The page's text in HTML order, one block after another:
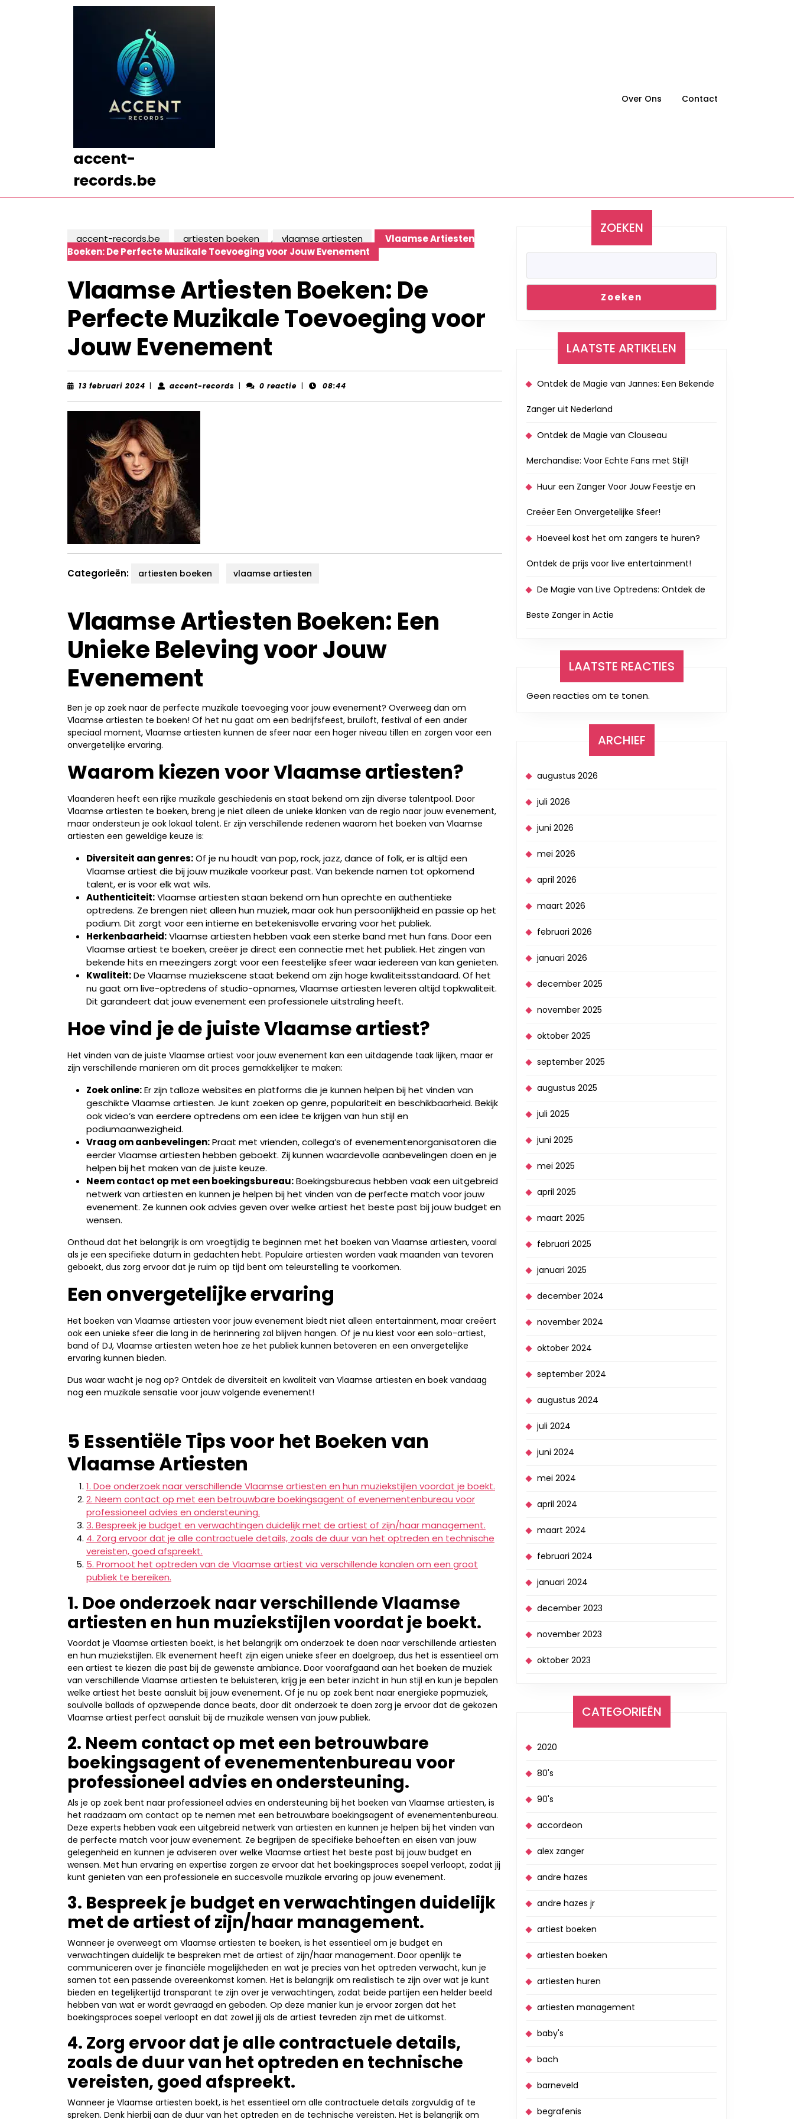
accent-
records.be
Over Ons Contact
accent-records.be artiesten boeken , vlaamse artiesten
Vlaamse Artiesten
Boeken: De Perfecte Muzikale Toevoeging voor Jouw Evenement
Vlaamse Artiesten Boeken: De
Perfecte Muzikale Toevoeging voor
Jouw Evenement
13 februari 2024 13| accent-records accent-
| 0 reactie | 08:44
Categorieën: artiesten boeken vlaamse artiesten
Vlaamse Artiesten Boeken: Een
Unieke Beleving voor Jouw
Evenement
Ben je op zoek naar de perfecte muzikale toevoeging voor jouw evenement? Overweeg dan om
Vlaamse artiesten te boeken! Of het nu gaat om een bedrijfsfeest, bruiloft, festival of een ander
speciaal moment, Vlaamse artiesten kunnen de sfeer naar een hoger niveau tillen en zorgen voor een
onvergetelijke ervaring.
Waarom kiezen voor Vlaamse artiesten?
Vlaanderen heeft een rijke muzikale geschiedenis en staat bekend om zijn diverse talentpool. Door
Vlaamse artiesten te boeken, breng je niet alleen de unieke klanken van de regio naar jouw evenement,
maar ondersteun je ook lokaal talent. Er zijn verschillende redenen waarom het boeken van Vlaamse
artiesten een geweldige keuze is:
Diversiteit aan genres:Of je nu houdt van pop, rock, jazz, dance of folk, er is altijd een
Vlaamse artiest die bij jouw muzikale voorkeur past. Van bekende namen tot opkomend
talent, er is voor elk wat wils.
Authenticiteit:Vlaamse artiesten staan bekend om hun oprechte en authentieke
optredens. Ze brengen niet alleen hun muziek, maar ook hun persoonlijkheid en passie op het
podium. Dit zorgt voor een intieme en betekenisvolle ervaring voor het publiek.
Herkenbaarheid:Vlaamse artiesten hebben vaak een sterke band met hun fans. Door een
Vlaamse artiest te boeken, creëer je direct een connectie met het publiek. Het zingen van
bekende hits en meezingers zorgt voor een feestelijke sfeer waar iedereen van kan genieten.
Kwaliteit:De Vlaamse muziekscene staat bekend om zijn hoge kwaliteitsstandaard. Of het
nu gaat om live-optredens of studio-opnames, Vlaamse artiesten leveren altijd topkwaliteit.
Dit garandeert dat jouw evenement een professionele uitstraling heeft.
Hoe vind je de juiste Vlaamse artiest?
Het vinden van de juiste Vlaamse artiest voor jouw evenement kan een uitdagende taak lijken, maar er
zijn verschillende manieren om dit proces gemakkelijker te maken:
Zoek online:Er zijn talloze websites en platforms die je kunnen helpen bij het vinden van
geschikte Vlaamse artiesten. Je kunt zoeken op genre, populariteit en beschikbaarheid. Bekijk
ook video’s van eerdere optredens om een idee te krijgen van hun stijl en
podiumaanwezigheid.
Vraag om aanbevelingen:Praat met vrienden, collega’s of evenementenorganisatoren die
eerder Vlaamse artiesten hebben geboekt. Zij kunnen waardevolle aanbevelingen doen en je
helpen bij het maken van de juiste keuze.
Neem contact op met een boekingsbureau:Boekingsbureaus hebben vaak een uitgebreid
netwerk van artiesten en kunnen je helpen bij het vinden van de perfecte match voor jouw
evenement. Ze kunnen ook advies geven over welke artiest het beste past bij jouw budget en
wensen.
Onthoud dat het belangrijk is om vroegtijdig te beginnen met het boeken van Vlaamse artiesten, vooral
als je een specifieke datum in gedachten hebt. Populaire artiesten worden vaak maanden van tevoren
geboekt, dus zorg ervoor dat je ruim op tijd bent om teleurstelling te voorkomen.
Een onvergetelijke ervaring
Het boeken van Vlaamse artiesten voor jouw evenement biedt niet alleen entertainment, maar creëert
ook een unieke sfeer die lang in de herinnering zal blijven hangen. Of je nu kiest voor een solo-artiest,
band of DJ, Vlaamse artiesten weten hoe ze het publiek kunnen betoveren en een onvergetelijke
ervaring kunnen bieden.
Dus waar wacht je nog op? Ontdek de diversiteit en kwaliteit van Vlaamse artiesten en boek vandaag
nog een muzikale sensatie voor jouw volgende evenement!
5 Essentiële Tips voor het Boeken van
Vlaamse Artiesten
1. Doe onderzoek naar verschillende Vlaamse artiesten en hun muziekstijlen voordat je boekt.
2. Neem contact op met een betrouwbare boekingsagent of evenementenbureau voor
professioneel advies en ondersteuning.
3. Bespreek je budget en verwachtingen duidelijk met de artiest of zijn/haar management.
4. Zorg ervoor dat je alle contractuele details, zoals de duur van het optreden en technische
vereisten, goed afspreekt.
5. Promoot het optreden van de Vlaamse artiest via verschillende kanalen om een groot
publiek te bereiken.
1. Doe onderzoek naar verschillende Vlaamse
artiesten en hun muziekstijlen voordat je boekt.
Voordat je Vlaamse artiesten boekt, is het belangrijk om onderzoek te doen naar verschillende artiesten
en hun muziekstijlen. Elk evenement heeft zijn eigen unieke sfeer en doelgroep, dus het is essentieel om
een artiest te kiezen die past bij de gewenste ambiance. Door voorafgaand aan het boeken de muziek
van verschillende Vlaamse artiesten te beluisteren, krijg je een beter inzicht in hun stijl en kun je bepalen
welke artiest het beste aansluit bij jouw evenement. Of je nu op zoek bent naar energieke popmuziek,
soulvolle ballads of opzwepende dance beats, door dit onderzoek te doen zorg je ervoor dat de gekozen
Vlaamse artiest perfect aansluit bij de muzikale wensen van jouw publiek.
2. Neem contact op met een betrouwbare
boekingsagent of evenementenbureau voor
professioneel advies en ondersteuning.
Als je op zoek bent naar professioneel advies en ondersteuning bij het boeken van Vlaamse artiesten, is
het raadzaam om contact op te nemen met een betrouwbare boekingsagent of evenementenbureau.
Deze experts hebben vaak een uitgebreid netwerk van artiesten en kunnen je helpen bij het vinden van
de perfecte match voor jouw evenement. Ze begrijpen de specifieke behoeften en eisen van jouw
gelegenheid en kunnen je adviseren over welke Vlaamse artiest het beste past bij jouw budget en
wensen. Met hun ervaring en expertise zorgen ze ervoor dat het boekingsproces soepel verloopt, zodat jij
kunt genieten van een professionele en succesvolle muzikale ervaring op jouw evenement.
3. Bespreek je budget en verwachtingen duidelijk
met de artiest of zijn/haar management.
Wanneer je overweegt om Vlaamse artiesten te boeken, is het essentieel om je budget en
verwachtingen duidelijk te bespreken met de artiest of zijn/haar management. Door openlijk te
communiceren over je financiële mogelijkheden en wat je precies van het optreden verwacht, kun je
samen tot een passende overeenkomst komen. Het is belangrijk om realistisch te zijn over wat je kunt
bieden en tegelijkertijd transparant te zijn over je verwachtingen, zodat beide partijen een helder beeld
hebben van wat er wordt gevraagd en geboden. Op deze manier kun je ervoor zorgen dat het
boekingsproces soepel verloopt en dat zowel jij als de artiest tevreden zijn met de uitkomst.
4. Zorg ervoor dat je alle contractuele details,
zoals de duur van het optreden en technische
vereisten, goed afspreekt.
Wanneer je Vlaamse artiesten boekt, is het essentieel om alle contractuele details zorgvuldig af te
spreken. Denk hierbij aan de duur van het optreden en de technische vereisten. Het is belangrijk om
ZOEKEN
Zoeken
LAATSTE ARTIKELEN
Ontdek de Magie van Jannes: Een Bekende
Zanger uit Nederland
Ontdek de Magie van Clouseau
Merchandise: Voor Echte Fans met Stijl!
Huur een Zanger Voor Jouw Feestje en
Creëer Een Onvergetelijke Sfeer!
Hoeveel kost het om zangers te huren?
Ontdek de prijs voor live entertainment!
De Magie van Live Optredens: Ontdek de
Beste Zanger in Actie
LAATSTE REACTIES
Geen reacties om te tonen.
ARCHIEF
augustus 2026
juli 2026
juni 2026
mei 2026
april 2026
maart 2026
februari 2026
januari 2026
december 2025
november 2025
oktober 2025
september 2025
augustus 2025
juli 2025
juni 2025
mei 2025
april 2025
maart 2025
februari 2025
januari 2025
december 2024
november 2024
oktober 2024
september 2024
augustus 2024
juli 2024
juni 2024
mei 2024
april 2024
maart 2024
februari 2024
januari 2024
december 2023
november 2023
oktober 2023
CATEGORIEËN
2020
80's
90's
accordeon
alex zanger
andre hazes
andre hazes jr
artiest boeken
artiesten boeken
artiesten huren
artiesten management
baby's
bach
barneveld
begrafenis